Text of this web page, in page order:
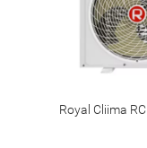
Royal Cliima